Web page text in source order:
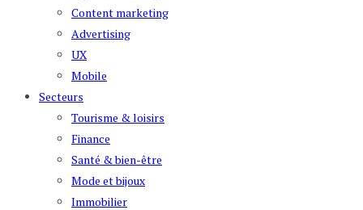
Content marketing
Advertising
UX
Mobile
Secteurs
Tourisme & loisirs
Finance
Santé & bien-être
Mode et bijoux
Immobilier